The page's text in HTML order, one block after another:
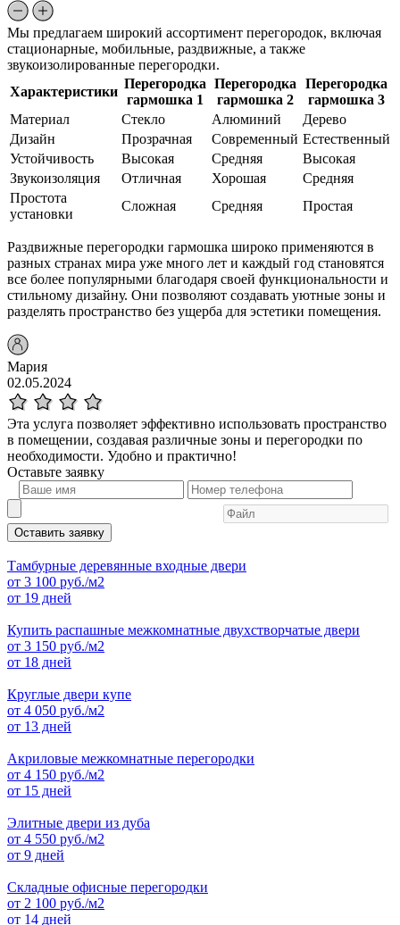
Мы предлагаем широкий ассортимент перегородок, включая
стационарные, мобильные, раздвижные, а также
звукоизолированные перегородки.
Характеристики
Перегородка
гармошка 1
Перегородка
гармошка 2
Перегородка
гармошка 3
Материал
Стекло Алюминий
Дерево
Дизайн
Прозрачная Современный Естественный
Устойчивость
Высокая Средняя
Высокая
Звукоизоляция
Отличная Хорошая
Средняя
Простота
установки
Сложная Средняя Простая
Раздвижные перегородки гармошка широко применяются в
разных странах мира уже много лет и каждый год становятся
все более популярными благодаря своей функциональности и
стильному дизайну. Они позволяют создавать уютные зоны и
разделять пространство без ущерба для эстетики помещения.
Мария
02.05.2024
Эта услуга позволяет эффективно использовать пространство
в помещении, создавая различные зоны и перегородки по
необходимости. Удобно и практично!
Оставьте заявку
Оставить заявку
Тамбурные деревянные входные двери
от 3 100 руб./м2
от 19 дней
Купить распашные межкомнатные двухстворчатые двери
от 3 150 руб./м2
от 18 дней
Круглые двери купе
от 4 050 руб./м2
от 13 дней
Акриловые межкомнатные перегородки
от 4 150 руб./м2
от 15 дней
Элитные двери из дуба
от 4 550 руб./м2
от 9 дней
Складные офисные перегородки
от 2 100 руб./м2
от 14 дней